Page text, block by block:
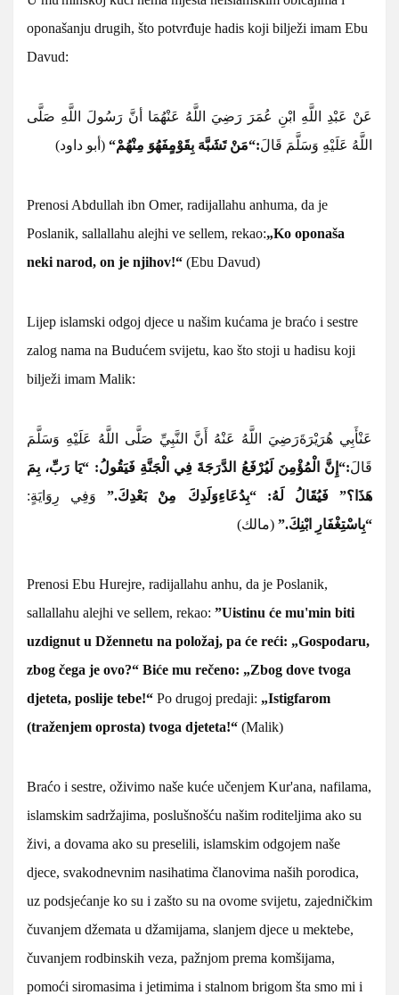
oponašanju drugih, što potvrđuje hadis koji bilježi imam Ebu
Davud:
عَنْ عَبْدِ اللَّهِ ابْنِ عُمَرَ رَضِيَ اللَّهُ عَنْهُمَا أنَّ رَسُولَ اللَّهِ صَلَّى
اللَّهُ عَلَيْهِ وَسَلَّمَ قَالَ:“مَنْ تَشَبَّهَ بِقَوْمٍفَهُوَ مِنْهُمْ“ (أبو داود)
Prenosi Abdullah ibn Omer, radijallahu anhuma, da je
Poslanik, sallallahu alejhi ve sellem, rekao:„Ko oponaša
neki narod, on je njihov!“ (Ebu Davud)
Lijep islamski odgoj djece u našim kućama je braćo i sestre
zalog nama na Budućem svijetu, kao što stoji u hadisu koji
bilježi imam Malik:
عَنْأَبِي هُرَيْرَةَرَضِيَ اللَّهُ عَنْهُ أَنَّ النَّبِيِّ صَلَّى اللَّهُ عَلَيْهِ وَسَلَّمَ
قَالَ:“إِنَّ الْمُؤْمِنَ لَيُرْفَعُ الدَّرَجَةَ فِي الْجَنَّةِ فَيَقُولُ: “يَا رَبِّ، بِمَ
هَذَا؟” فَيُقَالُ لَهُ: “بِدُعَاءِوَلَدِكَ مِنْ بَعْدِكَ.” وَفِي رِوَايَةٍ:
“بِاسْتِغْفَارِ ابْنِكَ.” (مالك)
Prenosi Ebu Hurejre, radijallahu anhu, da je Poslanik,
sallallahu alejhi ve sellem, rekao: ”Uistinu će mu'min biti
uzdignut u Džennetu na položaj, pa će reći: „Gospodaru,
zbog čega je ovo?“ Biće mu rečeno: „Zbog dove tvoga
djeteta, poslije tebe!“ Po drugoj predaji: „Istigfarom
(traženjem oprosta) tvoga djeteta!“ (Malik)
Braćo i sestre, oživimo naše kuće učenjem Kur'ana, nafilama,
islamskim sadržajima, poslušnošću našim roditeljima ako su
živi, a dovama ako su preselili, islamskim odgojem naše
djece, svakodnevnim nasihatima članovima naših porodica,
uz podsjećanje ko su i zašto su na ovome svijetu, zajedničkim
čuvanjem džemata u džamijama, slanjem djece u mektebe,
čuvanjem rodbinskih veza, pažnjom prema komšijama,
pomoći siromasima i jetimima i stalnom brigom šta smo mi i